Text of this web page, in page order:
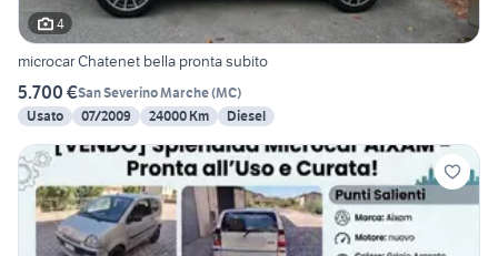
4
microcar Chatenet bella pronta subito
5.700 €San Severino Marche(MC)
Usato
07/2009 24000 Km Diesel